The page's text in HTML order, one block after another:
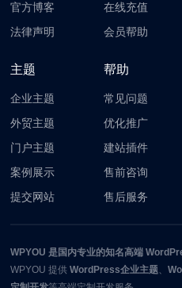
官方博客
法律声明
在线充值
会员帮助
主题
企业主题
外贸主题
门户主题
案例展示
提交网站
帮助
常见问题
优化推广
建站插件
售前咨询
售后服务
WPYOU 是国内专业的知名高端
WPYOU 提供WordPress企业主题 、